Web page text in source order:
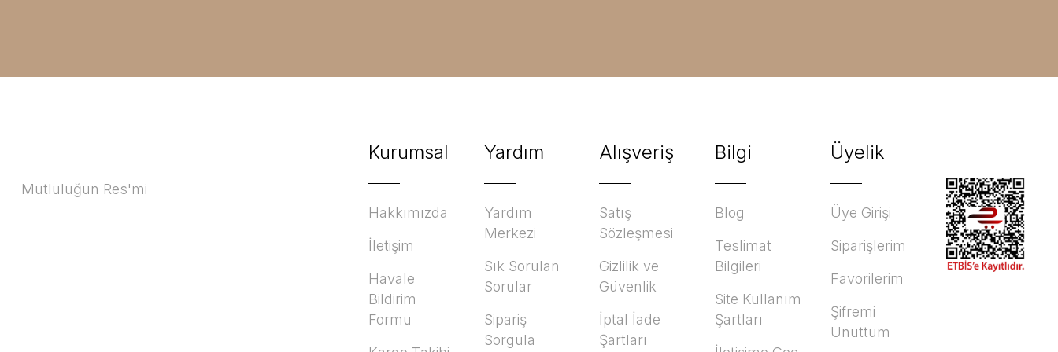
Mutluluğun Res'mi
Kurumsal
Hakkımızda
İletişim
Havale
Bildirim
Formu
Yardım
Yardım
Merkezi
Sık Sorulan
Sorular
Sipariş
Sorgula
Alışveriş
Satış
Sözleşmesi
Gizlilik ve
Güvenlik
İptal İade
Şartları
Bilgi
Blog
Teslimat
Bilgileri
Site Kullanım
Şartları
Üyelik
Üye Girişi
Siparişlerim
Favorilerim
Şifremi
Unuttum